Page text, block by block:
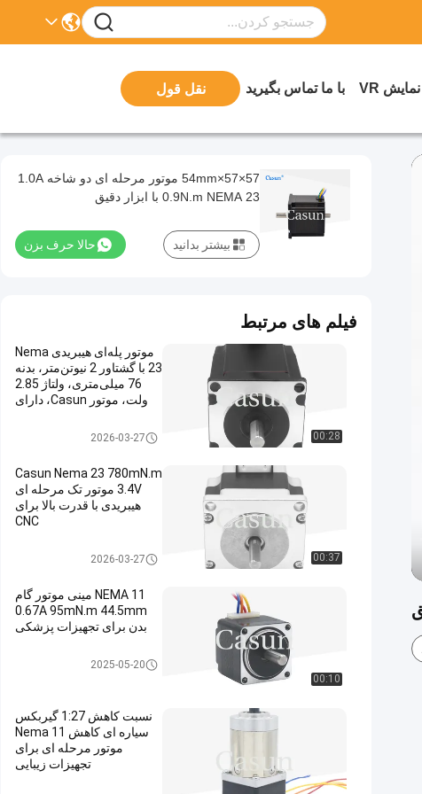
نمایش VR با ما تماس بگیرید نقل قول
57×57×54mm موتور مرحله ای دو شاخه 1.0A
0.9N.m NEMA 23 با ابزار دقیق
حالا حرف بزن بیشتر بدانید
فیلم های مرتبط
00:28
موتور پله‌ای هیبریدی Nema
23 با گشتاور 2 نیوتن‌متر، بدنه
76 میلی‌متری، ولتاژ 2.85
ولت، موتور Casun، دارای
موتور پله ای nema 232026-03-27
00:37
Casun Nema 23 780mN.m
3.4V موتور تک مرحله ای
هیبریدی با قدرت بالا برای
CNC
موتور پله ای nema 232026-03-27
00:10
NEMA 11 مینی موتور گام
0.67A 95mN.m 44.5mm
بدن برای تجهیزات پزشکی
موتور پله ای nema 112025-05-20
نسبت کاهش 1:27 گیربکس
سیاره ای کاهش Nema 11
موتور مرحله ای برای
تجهیزات زیبایی